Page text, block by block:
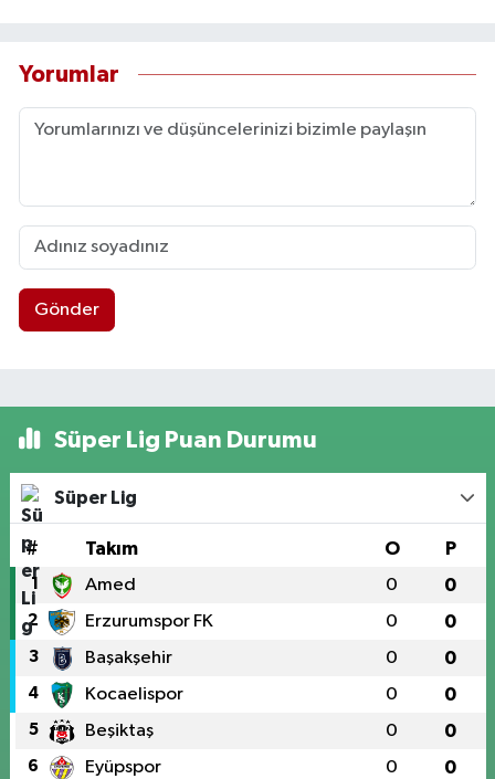
Yorumlar
Gönder
Süper Lig Puan Durumu
Süper Lig
# Takım O P
1 Amed 0 0
2 Erzurumspor FK 0 0
3 Başakşehir 0 0
4 Kocaelispor 0 0
5 Beşiktaş 0 0
6 Eyüpspor 0 0